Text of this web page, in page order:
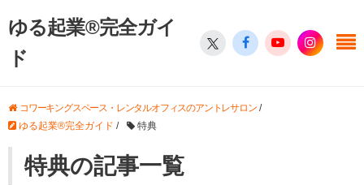
ゆる起業®完全ガイ
ド
コワーキングスペース・レンタルオフィスのアントレサロン/
ゆる起業®完全ガイド / 特典
特典の記事一覧